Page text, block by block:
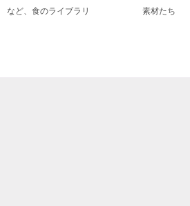
など、食のライブラリ
素材たち